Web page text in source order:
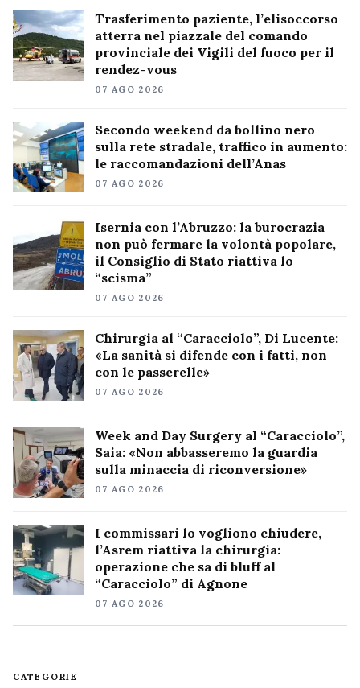
Trasferimento paziente, l’elisoccorso
atterra nel piazzale del comando
provinciale dei Vigili del fuoco per il
rendez-vous
07 AGO 2026
Secondo weekend da bollino nero
sulla rete stradale, traffico in aumento:
le raccomandazioni dell’Anas
07 AGO 2026
Isernia con l’Abruzzo: la burocrazia
non può fermare la volontà popolare,
il Consiglio di Stato riattiva lo
“scisma”
07 AGO 2026
Chirurgia al “Caracciolo”, Di Lucente:
«La sanità si difende con i fatti, non
con le passerelle»
07 AGO 2026
Week and Day Surgery al “Caracciolo”,
Saia: «Non abbasseremo la guardia
sulla minaccia di riconversione»
07 AGO 2026
I commissari lo vogliono chiudere,
l’Asrem riattiva la chirurgia:
operazione che sa di bluff al
“Caracciolo” di Agnone
07 AGO 2026
CATEGORIE